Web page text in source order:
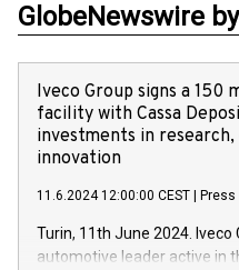
GlobeNewswire
Iveco Group signs a
facility with Cassa
investments in
innovation
11.6.2024 12:00:00 CEST
Turin, 11th June 2024. Iveco
automotive leader active in